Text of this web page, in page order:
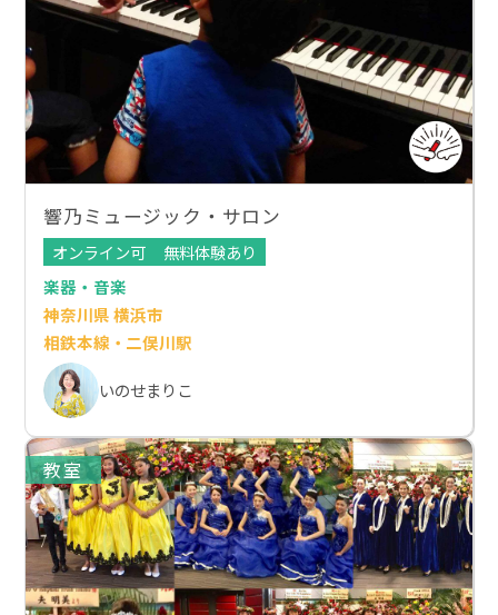
響乃ミュージック・サロン
オンライン可
無料体験あり
楽器・音楽
神奈川県 横浜市
相鉄本線・二俣川駅
いのせまりこ
教室